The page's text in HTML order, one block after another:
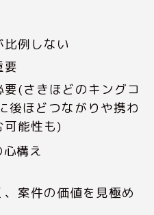
例しない
要
(さきほどのキングコ
後ほどつながりや携わ
可能性も)
構え
案件の価値を見極め